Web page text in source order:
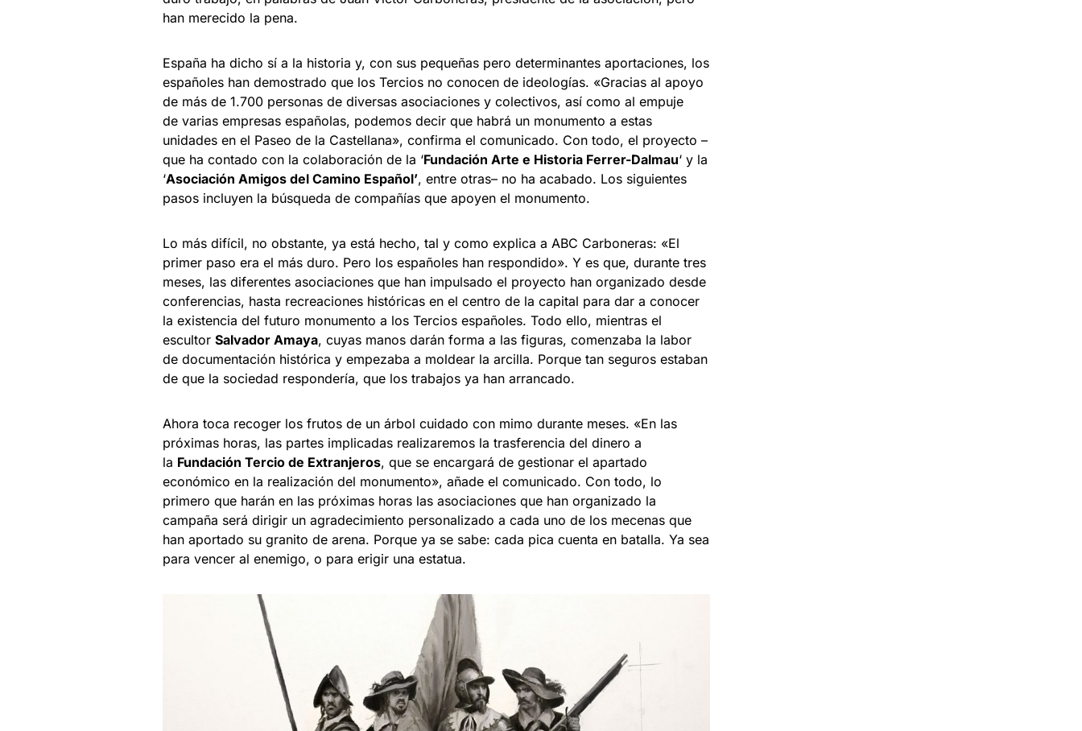
han merecido la pena.
España ha dicho sí a la historia y, con sus pequeñas pero determinantes aportaciones, los
españoles han demostrado que los Tercios no conocen de ideologías. «Gracias al apoyo
de más de 1.700 personas de diversas asociaciones y colectivos, así como al empuje
de varias empresas españolas, podemos decir que habrá un monumento a estas
unidades en el Paseo de la Castellana», confirma el comunicado. Con todo, el proyecto –
que ha contado con la colaboración de la ‘Fundación Arte e Historia Ferrer-Dalmau‘ y la
‘Asociación Amigos del Camino Español’, entre otras– no ha acabado. Los siguientes
pasos incluyen la búsqueda de compañías que apoyen el monumento.
Lo más difícil, no obstante, ya está hecho, tal y como explica a ABC Carboneras: «El
primer paso era el más duro. Pero los españoles han respondido». Y es que, durante tres
meses, las diferentes asociaciones que han impulsado el proyecto han organizado desde
conferencias, hasta recreaciones históricas en el centro de la capital para dar a conocer
la existencia del futuro monumento a los Tercios españoles. Todo ello, mientras el
escultor Salvador Amaya, cuyas manos darán forma a las figuras, comenzaba la labor
de documentación histórica y empezaba a moldear la arcilla. Porque tan seguros estaban
de que la sociedad respondería, que los trabajos ya han arrancado.
Ahora toca recoger los frutos de un árbol cuidado con mimo durante meses. «En las
próximas horas, las partes implicadas realizaremos la trasferencia del dinero a
la Fundación Tercio de Extranjeros, que se encargará de gestionar el apartado
económico en la realización del monumento», añade el comunicado. Con todo, lo
primero que harán en las próximas horas las asociaciones que han organizado la
campaña será dirigir un agradecimiento personalizado a cada uno de los mecenas que
han aportado su granito de arena. Porque ya se sabe: cada pica cuenta en batalla. Ya sea
para vencer al enemigo, o para erigir una estatua.